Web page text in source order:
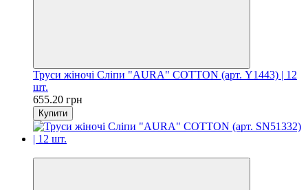
Труси жіночі Сліпи "AURA" COTTON (арт. Y1443) | 12
шт.
655.20 грн
Купити